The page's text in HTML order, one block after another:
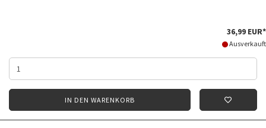
36,99 EUR*
Ausverkauft
IN DEN WARENKORB